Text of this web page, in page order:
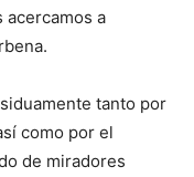
acercamos a
tanto por
como por el
de miradores